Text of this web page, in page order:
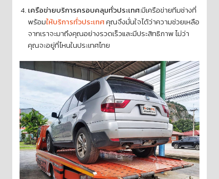
เครือข่ายบริการครอบคลุมทั่วประเทศ:มีเครือข่ายทีมช่างที่
พร้อมให้บริการทั่วประเทศคุณจึงมั่นใจได้ว่าความช่วยเหลือ
จากเราจะมาถึงคุณอย่างรวดเร็วและมีประสิทธิภาพ ไม่ว่า
คุณจะอยู่ที่ไหนในประเทศไทย